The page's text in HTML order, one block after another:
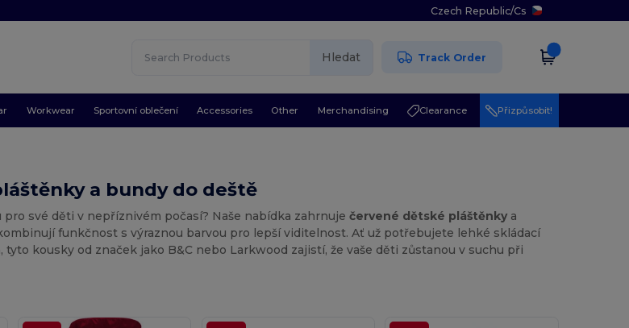
Czech Republic/Cs
Hledat Track Order
Workwear Sportovní oblečení Accessories Other Merchandising Clearance Přizpůsobit!
a bundy do deště
pro své děti v nepříznivém počasí? Naše nabídka zahrnuječervené dětské pláštěnky a
funkčnost s výraznou barvou pro lepší viditelnost. Ať už potřebujete lehké skládací
kousky od značek jako B&C nebo Larkwood zajistí, že vaše děti zůstanou v suchu při